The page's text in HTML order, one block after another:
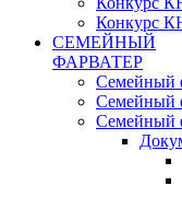
Конкурс
СЕМЕЙНЫЙ
ФАРВАТЕР
Семейный
Семейный
Семейный